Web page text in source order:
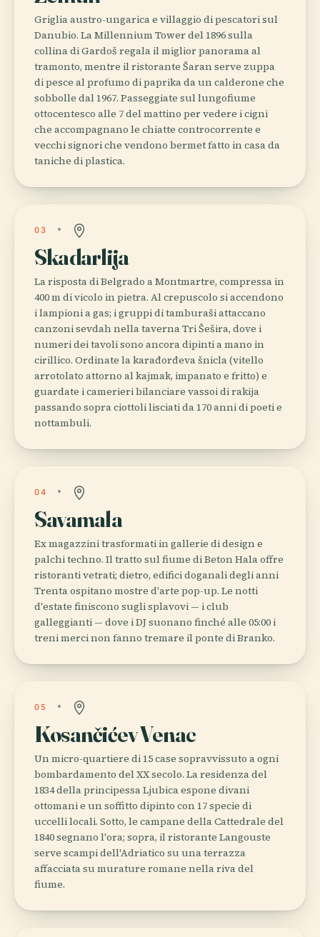
Griglia austro-ungarica e villaggio di pescatori sul
Danubio. La Millennium Tower del 1896 sulla
collina di Gardoš regala il miglior panorama al
tramonto, mentre il ristorante Šaran serve zuppa
di pesce al profumo di paprika da un calderone che
sobbolle dal 1967. Passeggiate sul lungofiume
ottocentesco alle 7 del mattino per vedere i cigni
che accompagnano le chiatte controcorrente e
vecchi signori che vendono bermet fatto in casa da
taniche di plastica.
03
Skadarlija
La risposta di Belgrado a Montmartre, compressa in
400 m di vicolo in pietra. Al crepuscolo si accendono
i lampioni a gas; i gruppi di tamburaši attaccano
canzoni sevdah nella taverna Tri Šešira, dove i
numeri dei tavoli sono ancora dipinti a mano in
cirillico. Ordinate la karađorđeva šnicla (vitello
arrotolato attorno al kajmak, impanato e fritto) e
guardate i camerieri bilanciare vassoi di rakija
passando sopra ciottoli lisciati da 170 anni di poeti e
nottambuli.
04
Savamala
Ex magazzini trasformati in gallerie di design e
palchi techno. Il tratto sul fiume di Beton Hala offre
ristoranti vetrati; dietro, edifici doganali degli anni
Trenta ospitano mostre d'arte pop-up. Le notti
d'estate finiscono sugli splavovi — i club
galleggianti — dove i DJ suonano finché alle 05:00 i
treni merci non fanno tremare il ponte di Branko.
05
Kosančićev Venac
Un micro-quartiere di 15 case sopravvissuto a ogni
bombardamento del XX secolo. La residenza del
1834 della principessa Ljubica espone divani
ottomani e un soffitto dipinto con 17 specie di
uccelli locali. Sotto, le campane della Cattedrale del
1840 segnano l'ora; sopra, il ristorante Langouste
serve scampi dell'Adriatico su una terrazza
affacciata su murature romane nella riva del
fiume.